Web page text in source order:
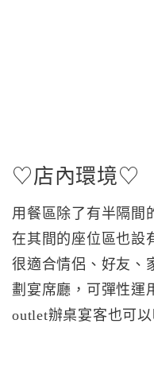
♡店內環境♡
用餐區除了有半隔間
在其間的座位區也設
很適合情侶、好友、
劃宴席廳，可彈性運
outlet辦桌宴客也可